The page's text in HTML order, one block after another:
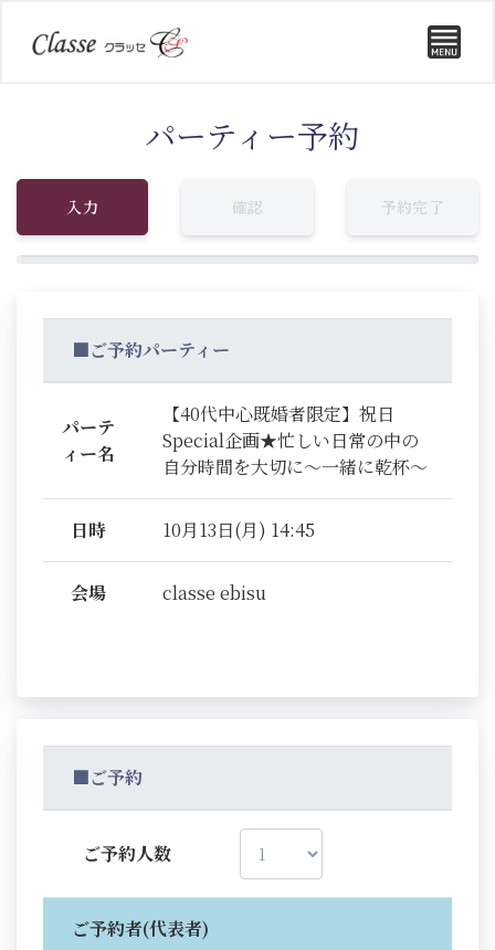
パーティー予約
入力 確認 予約完了
■ご予約パーティー
パーテ
ィー名
【40代中心既婚者限定】祝日
Special企画★忙しい日常の中の
自分時間を大切に～一緒に乾杯～
日時 10月13日(月) 14:45
会場 classe ebisu
■ご予約
ご予約人数
ご予約者(代表者)